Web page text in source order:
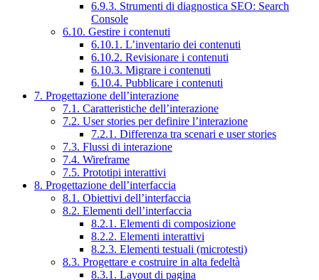
6.9.3. Strumenti di diagnostica SEO: Search
Console
6.10. Gestire i contenuti
6.10.1. L’inventario dei contenuti
6.10.2. Revisionare i contenuti
6.10.3. Migrare i contenuti
6.10.4. Pubblicare i contenuti
7. Progettazione dell’interazione
7.1. Caratteristiche dell’interazione
7.2. User stories per definire l’interazione
7.2.1. Differenza tra scenari e user stories
7.3. Flussi di interazione
7.4. Wireframe
7.5. Prototipi interattivi
8. Progettazione dell’interfaccia
8.1. Obiettivi dell’interfaccia
8.2. Elementi dell’interfaccia
8.2.1. Elementi di composizione
8.2.2. Elementi interattivi
8.2.3. Elementi testuali (microtesti)
8.3. Progettare e costruire in alta fedeltà
8.3.1. Layout di pagina